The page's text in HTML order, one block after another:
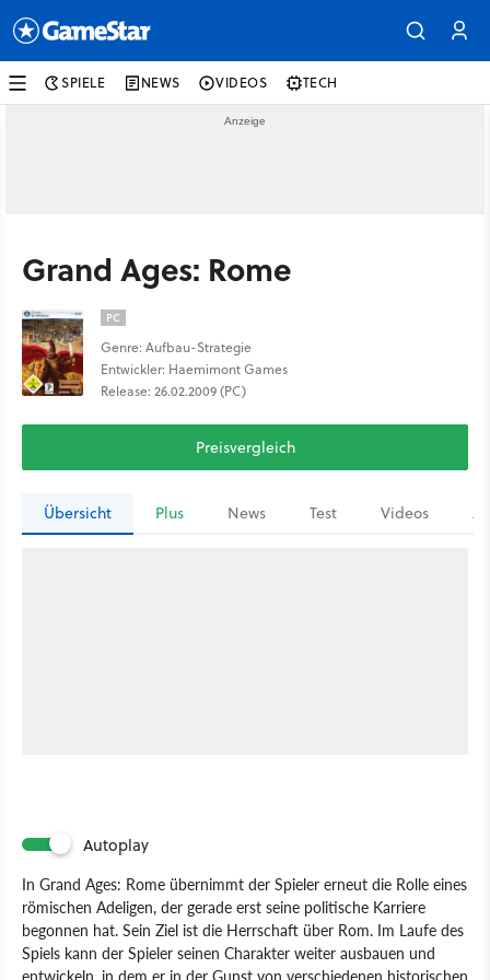
SPIELE NEWS VIDEOS TECH
Grand Ages: Rome
PC
Genre: Aufbau-Strategie
Entwickler: Haemimont Games
Release: 26.02.2009 (PC)
Preisvergleich
Übersicht Plus News Test Videos
Autoplay
In Grand Ages: Rome übernimmt der Spieler erneut die Rolle eines
römischen Adeligen, der gerade erst seine politische Karriere
begonnen hat. Sein Ziel ist die Herrschaft über Rom. Im Laufe des
Spiels kann der Spieler seinen Charakter weiter ausbauen und
entwickeln, in dem er in der Gunst von verschiedenen historischen